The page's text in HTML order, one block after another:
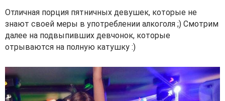
Отличная порция пятничных девушек, которые не
знают своей меры в употреблении алкоголя ;) Смотрим
далее на подвыпивших девчонок, которые
отрываются на полную катушку :)